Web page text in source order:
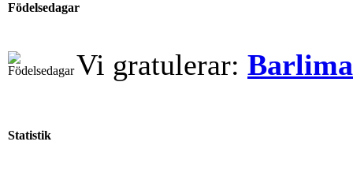
Födelsedagar
Vi gratulerar:
Statistik